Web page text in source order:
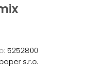
5252800
s.r.o.